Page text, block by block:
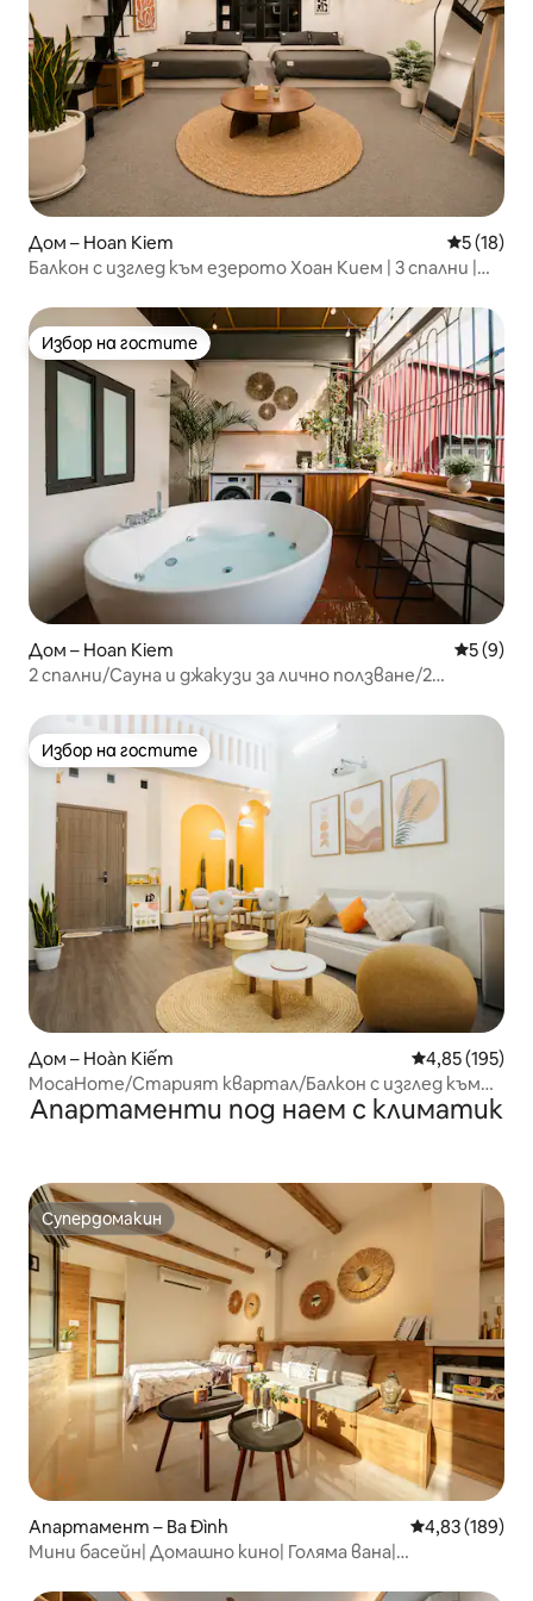
Дом – Hoan Kiem Средна
5 (18)
Балкон с изглед към езерото Хоан Кием | 3 спални |
Избор на гостите
Избор на гостите
Дом – Hoan Kiem Средна
5 (9)
2 спални/Сауна и джакузи за лично ползване/2
Избор на гостите
Избор на гостите
Дом – Hoàn Kiếm Средна
4,85 (195)
MocaHome/Старият квартал/Балкон с изглед към
Уокинг Стрийт
Апартаменти под наем с климатик
Супердомакин
Супердомакин
Апартамент – Ba Đình Средна
4,83 (189)
Мини басейн| Домашно кино| Голяма вана|